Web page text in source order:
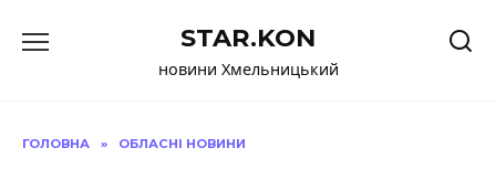
до
STAR.KON
новини Хмельницький
ГОЛОВНА » ОБЛАСНІ НОВИНИ